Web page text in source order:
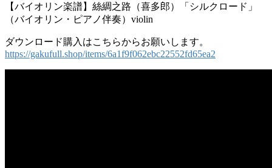
【バイオリン楽譜】絲綢之路（喜多郎）「シルクロード」
（バイオリン・ピアノ伴奏）violin
ダウンロード購入はこちらからお願いします。
https://gakufull.shop/items/6a1f9f062ebc22552fd65ea2